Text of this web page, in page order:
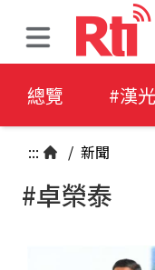
總覽 #漢
::: / 新聞
#卓榮泰